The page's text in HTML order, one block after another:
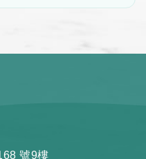
號9樓